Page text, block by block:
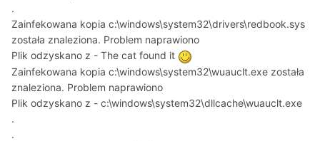
.
Zainfekowana kopia c:\windows\system32\drivers\redbook.sys
została znaleziona. Problem naprawiono
Plik odzyskano z - The cat found it
Zainfekowana kopia c:\windows\system32\wuauclt.exe została
znaleziona. Problem naprawiono
Plik odzyskano z - c:\windows\system32\dllcache\wuauclt.exe
.
.